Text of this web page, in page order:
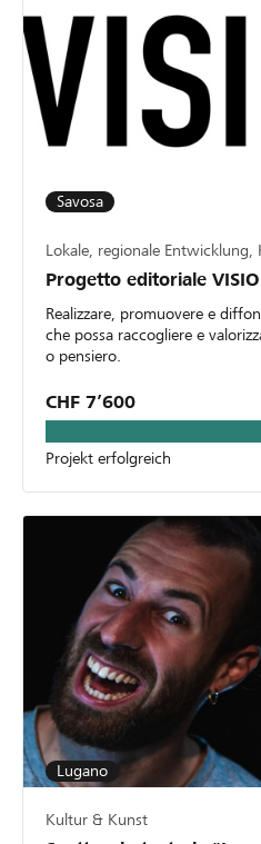
Savosa
Lokale, regionale
Progetto editoriale
Realizzare, promuovere e
che possa raccogliere e
o pensiero.
CHF 7’600
Projekt erfolgreich
Lugano
Kultur & Kunst